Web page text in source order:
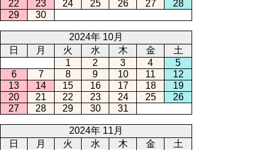
22
23 24 25 26 27
28
29
30
2024年 10月
日
月 火 水 木 金
土
1
2 3 4
5
6
7 8 9 10 11
12
13
14 15 16 17 18
19
20
21 22 23 24 25
26
27
28 29 30 31
2024年 11月
日
月 火 水 木 金
土